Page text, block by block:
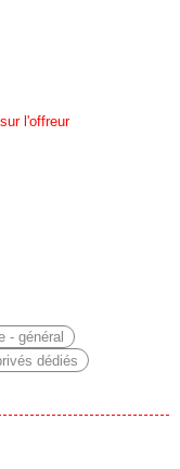
l'offreur
- général
dédiés